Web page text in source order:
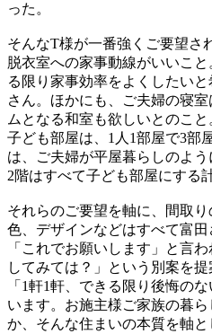
った。
そんなT様が一番強くご要望さ
脱衣室への家事動線がいいこ
る限り家事効率をよくしたい
さん。ほかにも、ご夫婦の寝
ムとなる和室も欲しいとのこ
子ども部屋は、1人1部屋で3部
は、ご夫婦が平屋暮らしのよう
2階はすべて子ども部屋にする
それらのご要望を軸に、間取り
色、デザインなどはすべて富
「これでお願いします」と言
してみては？」という別案を
「1軒1軒、できる限り後悔の
います。お施主様ご家族の暮
か、そんな住まいの本質を軸